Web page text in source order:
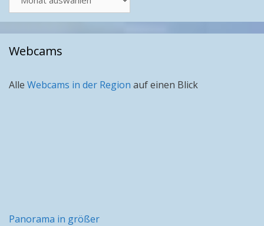
nach
Monat
Webcams
Alle Webcams in der Region auf einen Blick
Panorama in größer